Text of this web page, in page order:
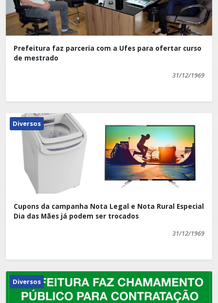
Prefeitura faz parceria com a Ufes para ofertar curso
de mestrado
31/12/1969
Diversos
Cupons da campanha Nota Legal e Nota Rural Especial
Dia das Mães já podem ser trocados
31/12/1969
Diversos